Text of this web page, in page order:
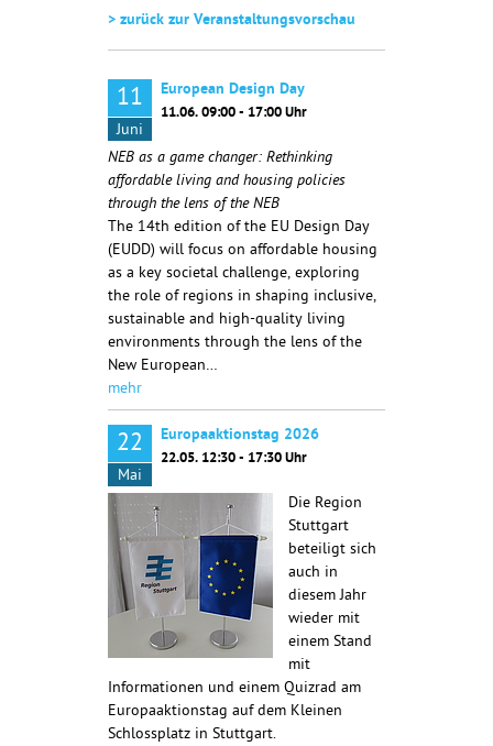
> zurück zur Veranstaltungsvorschau
11
Juni
European Design Day
11.06. 09:00 - 17:00 Uhr
NEB as a game changer: Rethinking
affordable living and housing policies
through the lens of the NEB
The 14th edition of the EU Design Day
(EUDD) will focus on affordable housing
as a key societal challenge, exploring
the role of regions in shaping inclusive,
sustainable and high-quality living
environments through the lens of the
New European…
mehr
22
Mai
Europaaktionstag 2026
22.05. 12:30 - 17:30 Uhr
Die Region
Stuttgart
beteiligt sich
auch in
diesem Jahr
wieder mit
einem Stand
mit
Informationen und einem Quizrad am
Europaaktionstag auf dem Kleinen
Schlossplatz in Stuttgart.